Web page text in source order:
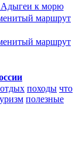
походы что
полезные